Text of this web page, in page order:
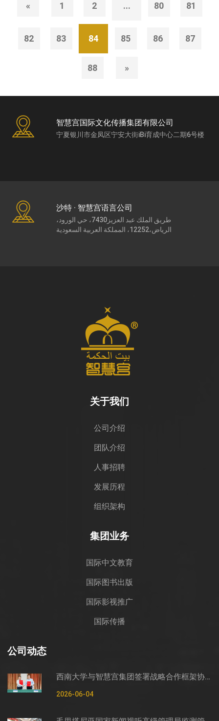
« 1 2 ... 80 81
82 83 84 85 86 87
88 »
智慧宫国际文化传播集团有限公司
宁夏银川市金凤区宁安大街iBi育成中心二期6号楼
沙特 · 智慧宫语言公司
طريق الملك عبد العزيز7430، حي الورود،
الرياض،12252، المملكة العربية السعودية
关于我们
公司介绍
团队介绍
人事招聘
发展历程
组织架构
集团业务
国际中文教育
国际图书出版
国际影视推广
国际传播
公司动态
西南大学与智慧宫集团签署战略合作框架协议
2026-06-04